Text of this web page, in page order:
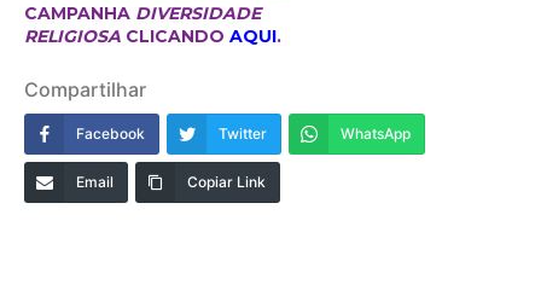
CAMPANHA DIVERSIDADE
RELIGIOSA CLICANDO AQUI.
Compartilhar
Facebook Twitter WhatsApp
Email Copiar Link